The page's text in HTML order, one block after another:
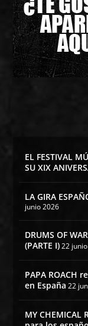
EL FESTIVAL
SU XIX
LA GIRA
junio 2026
DRUMS OF
(PARTE I) 22
PAPA ROACH
en España 22
MY